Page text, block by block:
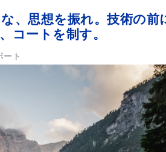
、思想を振れ。技術の前
コートを制す。
ート